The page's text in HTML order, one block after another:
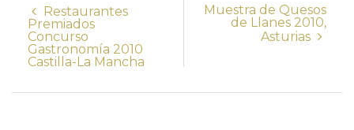
Restaurantes
Premiados
Concurso
Gastronomía 2010
Castilla-La Mancha
Muestra de Quesos
de Llanes 2010,
Asturias